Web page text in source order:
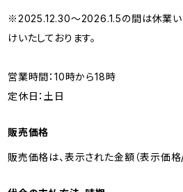
※2025.12.30〜2026.1.5の間は休業いた
けいたしております。
営業時間：10時から18時
定休日：土日
販売価格
販売価格は、表示された金額（表示価格